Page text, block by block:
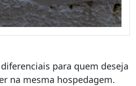
para quem deseja
na mesma hospedagem.